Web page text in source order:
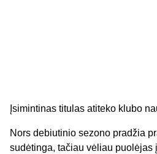
Įsimintinas titulas atiteko klubo
Nors debiutinio sezono pradžia
sudėtinga, tačiau vėliau puolėjas